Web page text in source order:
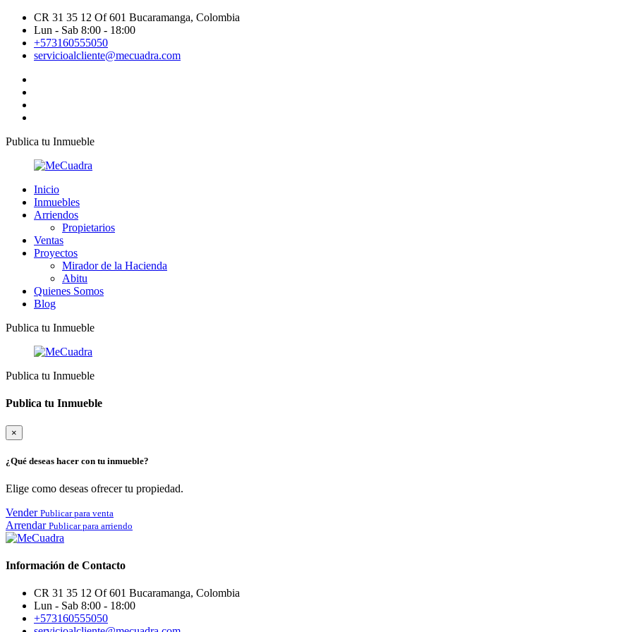
CR 31 35 12 Of 601 Bucaramanga, Colombia
Lun - Sab 8:00 - 18:00
+573160555050
servicioalcliente@mecuadra.com
Publica tu Inmueble
Inicio
Inmuebles
Arriendos
Propietarios
Ventas
Proyectos
Mirador de la Hacienda
Abitu
Quienes Somos
Blog
Publica tu Inmueble
Publica tu Inmueble
Publica tu Inmueble
×
¿Qué deseas hacer con tu inmueble?
Elige como deseas ofrecer tu propiedad.
Vender Publicar para venta
Arrendar Publicar para arriendo
Información de Contacto
CR 31 35 12 Of 601 Bucaramanga, Colombia
Lun - Sab 8:00 - 18:00
+573160555050